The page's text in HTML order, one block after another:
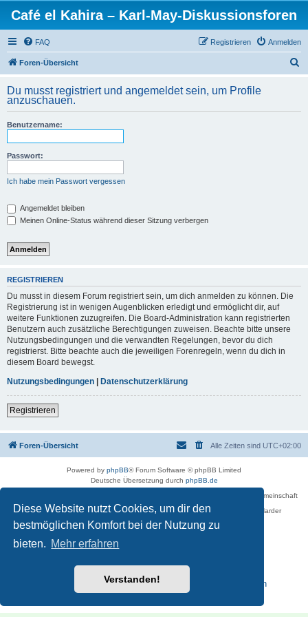
Diese Website nutzt Cookies, um dir den
bestmöglichen Komfort bei der Nutzung zu
bieten. Mehr erfahren
Verstanden!
Café el Kahira – Karl-May-Diskussionsforen
FAQ Anmelden
Registrieren
Foren-Übersicht
h
Du musst registriert und angemeldet sein, um Profile
anzuschauen.
Benutzername:
Passwort:
Ich habe mein Passwort vergessen
Angemeldet bleiben
Meinen Online-Status während dieser Sitzung verbergen
REGISTRIEREN
Du musst in diesem Forum registriert sein, um dich anmelden zu können. Die
Registrierung ist in wenigen Augenblicken erledigt und ermöglicht dir, auf
weitere Funktionen zuzugreifen. Die Board-Administration kann registrierten
Benutzern auch zusätzliche Berechtigungen zuweisen. Beachte bitte unsere
Nutzungsbedingungen und die verwandten Regelungen, bevor du dich
registrierst. Bitte beachte auch die jeweiligen Forenregeln, wenn du dich in
diesem Board bewegst.
Nutzungsbedingungen | Datenschutzerklärung
Registrieren
Foren-Übersicht Alle Zeiten sind UTC+02:00
Powered by phpBB® Forum Software © phpBB Limited
Deutsche Übersetzung durch phpBB.de
Betreiber des Forums für die Karl-May-Vereinigung – Arbeits- und Forschungsgemeinschaft
›Karl May‹ in Sachsen,
in Zusammenarbeit mit der Karl-May-Stiftung Radebeul bei Dresden: Ralf Harder
Reisen zu Karl May – Leben · Werk · Erinnerungsstätten